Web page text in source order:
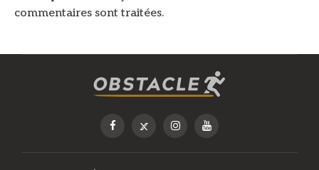
commentaires sont traitées.